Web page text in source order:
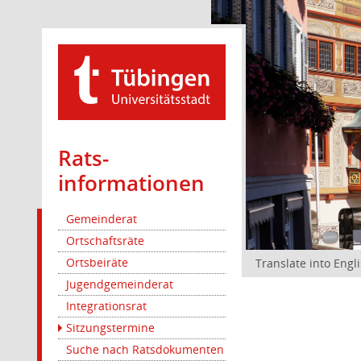
Rats­
informationen
Gemeinderat
Ortschaftsräte
Ortsbeiräte
Jugendgemeinderat
Integrationsrat
Sitzungstermine
Suche nach Ratsdokumenten
Translate into